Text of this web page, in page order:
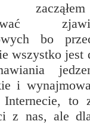
bo
wszystko jest
i
Internecie, to
z nas, ale